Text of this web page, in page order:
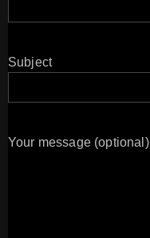
Subject
Your message (optional)